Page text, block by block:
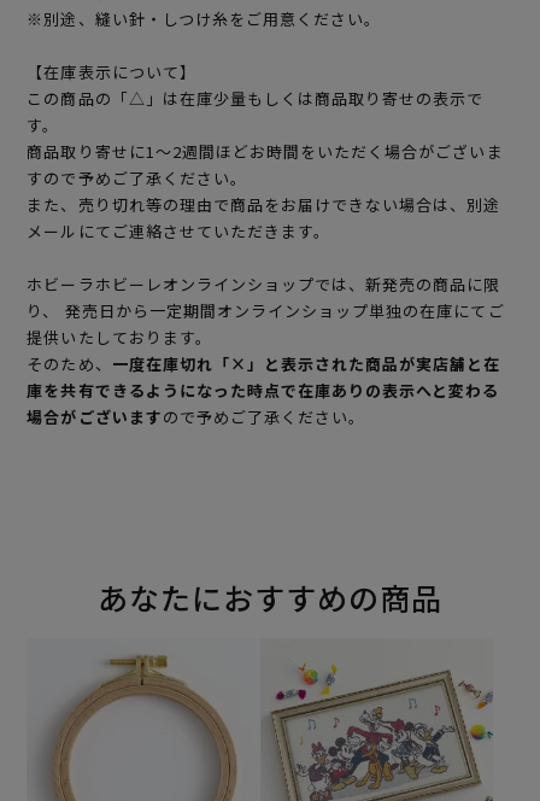
※別途、縫い針・しつけ糸をご用意ください。
【在庫表示について】
この商品の「△」は在庫少量もしくは商品取り寄せの表示で
す。
商品取り寄せに1～2週間ほどお時間をいただく場合がございま
すので予めご了承ください。
また、売り切れ等の理由で商品をお届けできない場合は、別途
メールにてご連絡させていただきます。
ホビーラホビーレオンラインショップでは、新発売の商品に限
り、 発売日から一定期間オンラインショップ単独の在庫にてご
提供いたしております。
そのため、 一度在庫切れ「×」と表示された商品が実店舗と在
庫を共有できるようになった時点で在庫ありの表示へと変わる
場合がございますので予めご了承ください。
あなたにおすすめの商品